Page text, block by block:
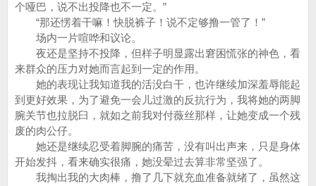
个哑巴，说不出投降也不一定。”
“那还愣着干嘛！快脱裤子！说不定够撸一管了！”
场内一片喧哗和议论。
夜还是坚持不投降，但样子明显露出窘困慌张的神色，看
来群众的压力对她而言起到一定的作用。
她的表现让我知道我的活没白干，也许继续加深羞辱能起
到更好效果，为了避免一会儿过激的反抗行为，我将她的两脚
腕关节也拉脱臼，就如之前我对付薇丝那样，让她变成一个残
废的肉公仔。
她还是继续忍受着脚腕的痛苦，没有叫出声来，只是身体
开始发抖，看来确实很痛，她没晕过去算非常坚强了。
我掏出我的大肉棒，撸了几下就充血准备就绪了，虽然这